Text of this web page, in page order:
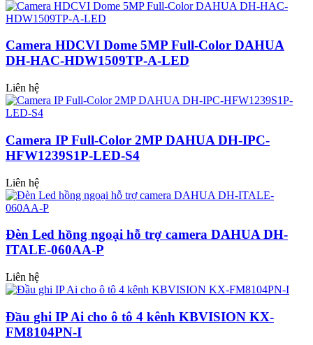
Camera HDCVI Dome 5MP Full-Color DAHUA
DH-HAC-HDW1509TP-A-LED
Liên hệ
Camera IP Full-Color 2MP DAHUA DH-IPC-
HFW1239S1P-LED-S4
Liên hệ
Đèn Led hồng ngoại hỗ trợ camera DAHUA DH-
ITALE-060AA-P
Liên hệ
Đầu ghi IP Ai cho ô tô 4 kênh KBVISION KX-
FM8104PN-I